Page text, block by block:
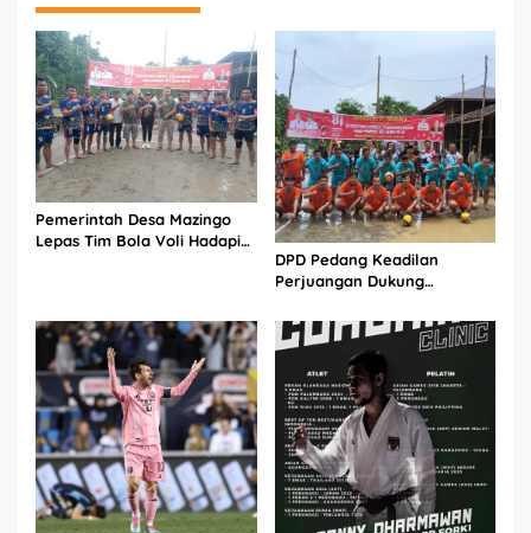
Pemerintah Desa Mazingo
Lepas Tim Bola Voli Hadapi
DPD Pedang Keadilan
Perjuangan Dukung
HUT RI ke-81 di Mandrehe
Barat